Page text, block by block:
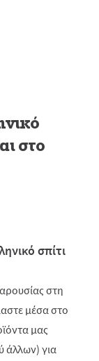
στο
σπίτι
στη
μέσα στο
μας
άλλων) για